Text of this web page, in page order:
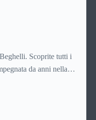
tipologie di
lo stile e le
come la Berloni è
arredare la propria
Scoprite tutti i
da anni nella
peculiarità produttive,
lo stile e le